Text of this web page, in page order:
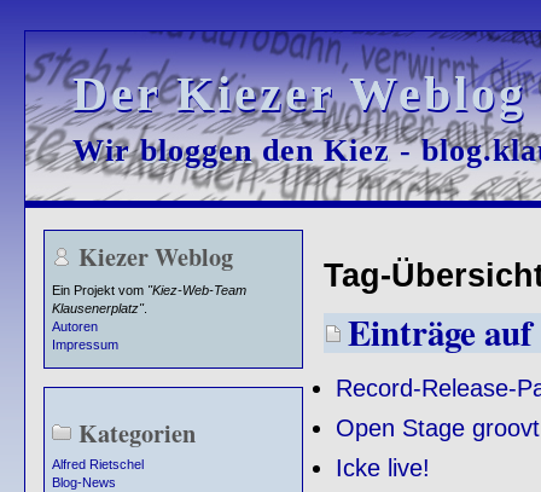
Der Kiezer
Der Kiezer
Wir bloggen den Kiez -
Wir bloggen den Kiez -
Kiezer Weblog
Ein Projekt vom "Kiez-Web-Team
Klausenerplatz".
Autoren
Impressum
Kategorien
Alfred Rietschel
Blog-News
Tag-
Einträge
Record-Release-
Open Stage groovt
Icke live!